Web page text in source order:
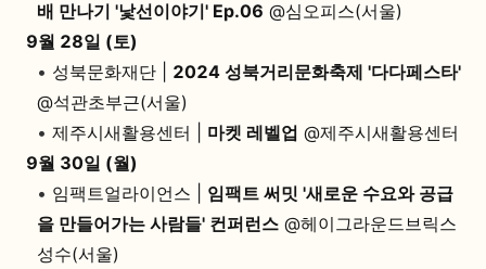
배 만나기 '낯선이야기' Ep.06 @심오피스(서울)
9월 28일 (토)
• 성북문화재단 | 2024 성북거리문화축제 '다다페스타'
@석관초부근(서울)
• 제주시새활용센터 | 마켓 레벨업 @제주시새활용센터
9월 30일 (월)
• 임팩트얼라이언스 | 임팩트 써밋 '새로운 수요와 공급
을 만들어가는 사람들' 컨퍼런스@헤이그라운드브릭스
성수(서울)